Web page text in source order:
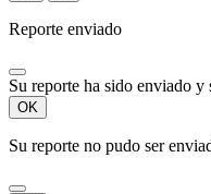
Reporte enviado
Su reporte ha sido enviado y
OK
Su reporte no pudo ser